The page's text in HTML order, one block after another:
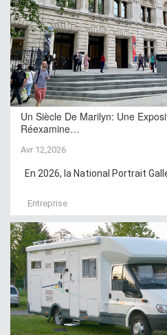
Un Siècle De Marilyn: Une
Réexamine…
Avr 12,2026
En 2026, la National Portrait
Entreprise